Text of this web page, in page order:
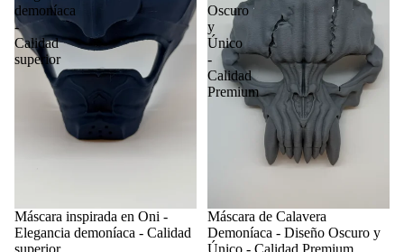
demoníaca
-
Calidad
superior
Máscara inspirada en Oni -
Elegancia demoníaca - Calidad
Oscuro
y
Único
-
Calidad
Premium
Máscara de Calavera
Demoníaca - Diseño Oscuro y